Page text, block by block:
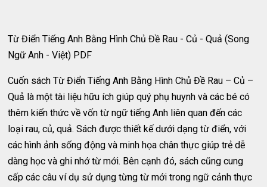
Từ Điển Tiếng Anh Bằng Hình Chủ Đề Rau - Củ - Quả (Song
Ngữ Anh - Việt) PDF
Cuốn sách Từ Điển Tiếng Anh Bằng Hình Chủ Đề Rau – Củ –
Quả là một tài liệu hữu ích giúp quý phụ huynh và các bé có
thêm kiến thức về vốn từ ngữ tiếng Anh liên quan đến các
loại rau, củ, quả. Sách được thiết kế dưới dạng từ điển, với
các hình ảnh sống động và minh họa chân thực giúp trẻ dễ
dàng học và ghi nhớ từ mới. Bên cạnh đó, sách cũng cung
cấp các câu ví dụ sử dụng từng từ mới trong ngữ cảnh thực